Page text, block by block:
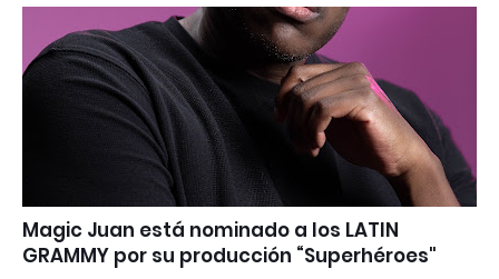
Magic Juan está nominado a los LATIN
GRAMMY por su producción “Superhéroes"